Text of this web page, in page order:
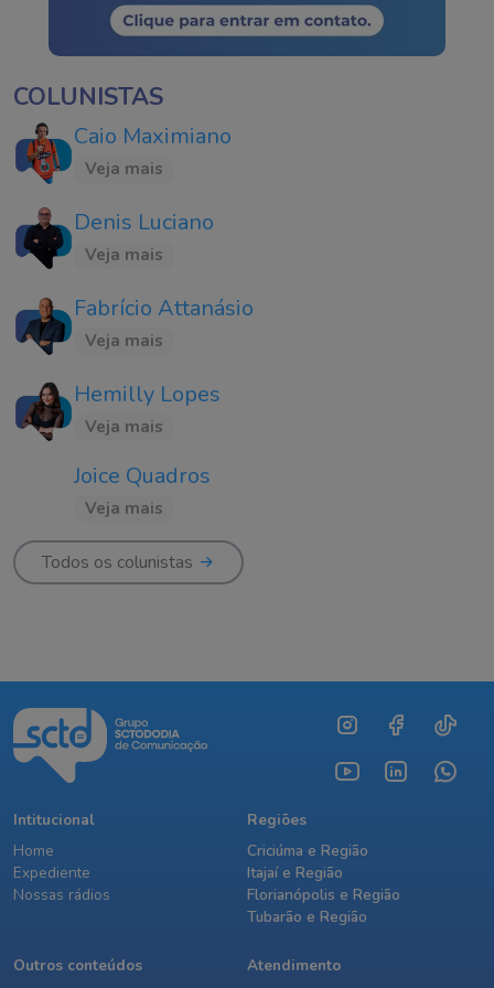
COLUNISTAS
Caio Maximiano
Veja mais
Denis Luciano
Veja mais
Fabrício Attanásio
Veja mais
Hemilly Lopes
Veja mais
Joice Quadros
Veja mais
Todos os colunistas
Intitucional
Home
Expediente
Nossas rádios
Regiões
Criciúma e Região
Itajaí e Região
Florianópolis e Região
Tubarão e Região
Outros conteúdos
Atendimento